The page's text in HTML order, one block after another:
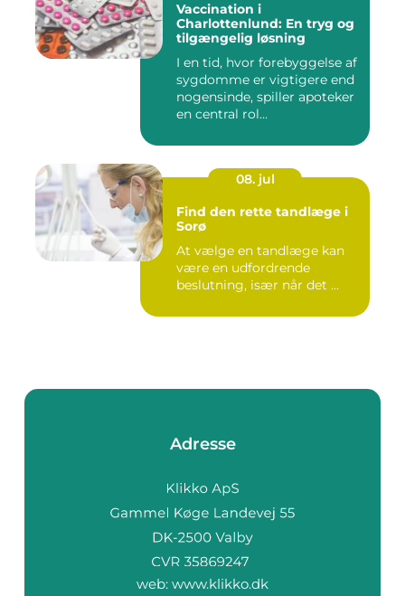
Vaccination i
Charlottenlund: En tryg og
tilgængelig løsning
I en tid, hvor forebyggelse af
sygdomme er vigtigere end
nogensinde, spiller apoteker
en central rol...
08. jul
Find den rette tandlæge i
Sorø
At vælge en tandlæge kan
være en udfordrende
beslutning, især når det ...
Adresse
web: www.klikko.dk